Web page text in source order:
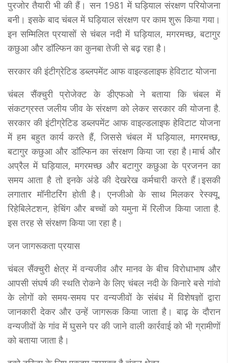
पुरजोर तैयारी भी की हैं। सन 1981 में घड़ियाल संरक्षण परियोजना
बनी। इसके बाद चंबल में घड़ियाल संरक्षण पर काम शुरू किया गया।
इन सम्मिलित प्रयासों से चंबल नदी में घड़ियाल, मगरमच्छ, बटागुर
कछुआ और डाॅल्फिन का कुनबा तेजी से बढ़ रहा है।
सरकार की इंटीग्रेटिड डब्लपमेंट आफ वाइल्डलाइफ हेविटाट योजना
चंबल सैंक्चुरी प्रोजेक्ट के डीएफओ ने बताया कि चंबल में
संकटग्रस्त जलीय जीव के संरक्षण को लेकर सरकार की योजना है.
सरकार की इंटीग्रेटिड डब्लपमेंट आफ वाइल्डलाइफ हेविटाट योजना
में हम बहुत कार्य करते हैं, जिससे चंबल में घड़ियाल, मगरमच्छ,
बटागुर कछुआ और डाॅल्फिन का संरक्षण किया जा रहा है।मार्च और
अप्रैल में घड़ियाल, मगरमच्छ और बटागुर कछुआ के प्रजनन का
समय आता है तो इनके अंडे की देखरेख कर्मचारी करते हैं।इसकी
लगातार मॉनीटरिंग होती है। एनजीओ के साथ मिलकर रेस्क्यू,
रिहेबिलेटशन, हेचिंग और बच्चों को यमुना में रिलीज किया जाता है.
इस तरह से संरक्षण किया जा रहा है।
जन जागरूकता प्रयास
चंबल सैंक्चुरी क्षेत्र में वन्यजीव और मानव के बीच विरोधाभाष और
आपसी संघर्ष की स्थति रोकने के लिए चंबल नदी के किनारे बसे गांवो
के लोगों को समय-समय पर वन्यजीवों के संबंध में विशेषज्ञों द्वारा
जानकारी देकर और उन्हें जागरूक किया जाता है। बाढ़ के दौरान
वन्यजीवों के गांव में घुसने पर की जाने वाली कार्रवाई को भी ग्रामीणों
को बताया जाता है।